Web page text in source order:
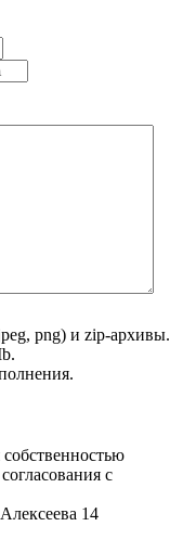
png) и zip-архивы.
с
14